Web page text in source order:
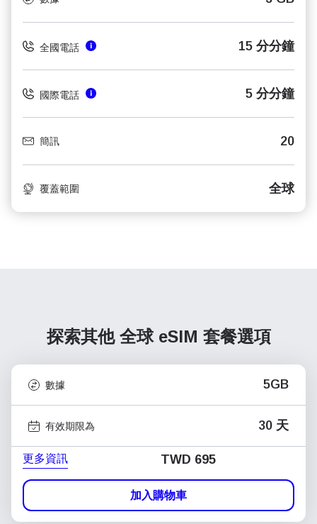
全國電話 15 分分鐘
國際電話 5 分分鐘
簡訊 20
覆蓋範圍 全球
探索其他 全球 eSIM 套餐選項
數據 5GB
有效期限為 30 天
更多資訊 TWD 695
加入購物車